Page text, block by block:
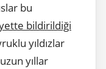
bu
bildirildiği
yıldızlar
yıllar